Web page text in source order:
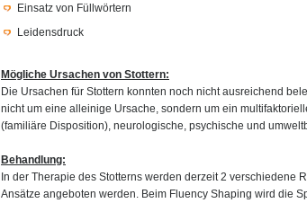
Einsatz von Füllwörtern
Leidensdruck
Mögliche Ursachen von Stottern:
Die Ursachen für Stottern konnten noch nicht ausreichend
nicht um eine alleinige Ursache, sondern um ein
(familiäre Disposition), neurologische, psychische und
Behandlung:
In der Therapie des Stotterns werden derzeit 2 verschiedene
Ansätze angeboten werden. Beim Fluency Shaping wird die